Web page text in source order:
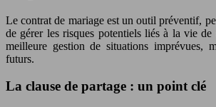
Le contrat de mariage est un outil préventif,
de gérer les risques potentiels liés à la vie
meilleure gestion de situations imprévues,
futurs.
La clause de partage : un point clé